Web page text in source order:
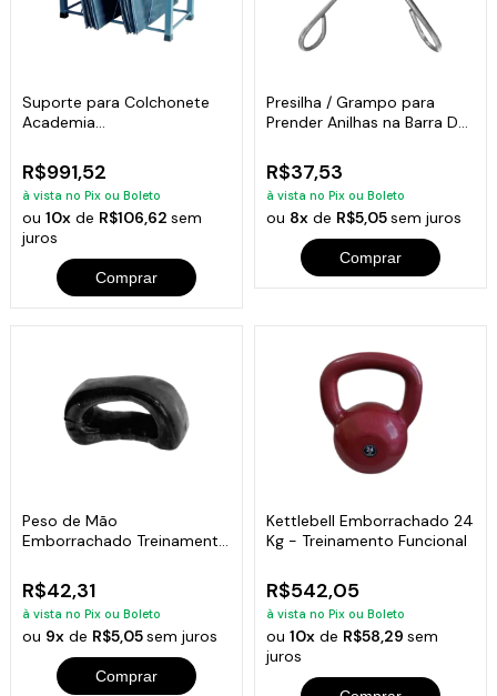
Suporte para Colchonete
Academia
R$991,52
à vista no Pix ou Boleto
ou10x de R$106,62sem
juros
Comprar
Presilha / Grampo para
Prender Anilhas na Barra D
R$37,53
à vista no Pix ou Boleto
ou 8xde R$5,05sem juros
Comprar
Peso de Mão
Emborrachado Treinamento
R$42,31
à vista no Pix ou Boleto
ou 9x de R$5,05sem juros
Comprar
Kettlebell Emborrachado 24
Kg - Treinamento Funcional
R$542,05
à vista no Pix ou Boleto
ou 10xde R$58,29 sem
juros